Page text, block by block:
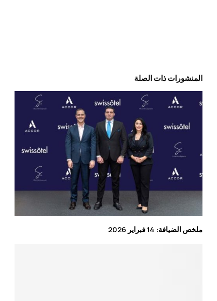
المنشورات ذات الصلة
ملخص الضيافة: 14 فبراير 2026